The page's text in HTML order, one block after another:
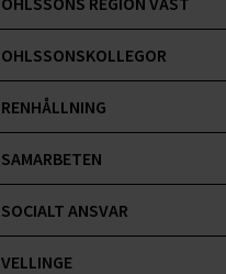
OHLSSONSKOLLEGOR
RENHÅLLNING
SAMARBETEN
SOCIALT ANSVAR
VELLINGE